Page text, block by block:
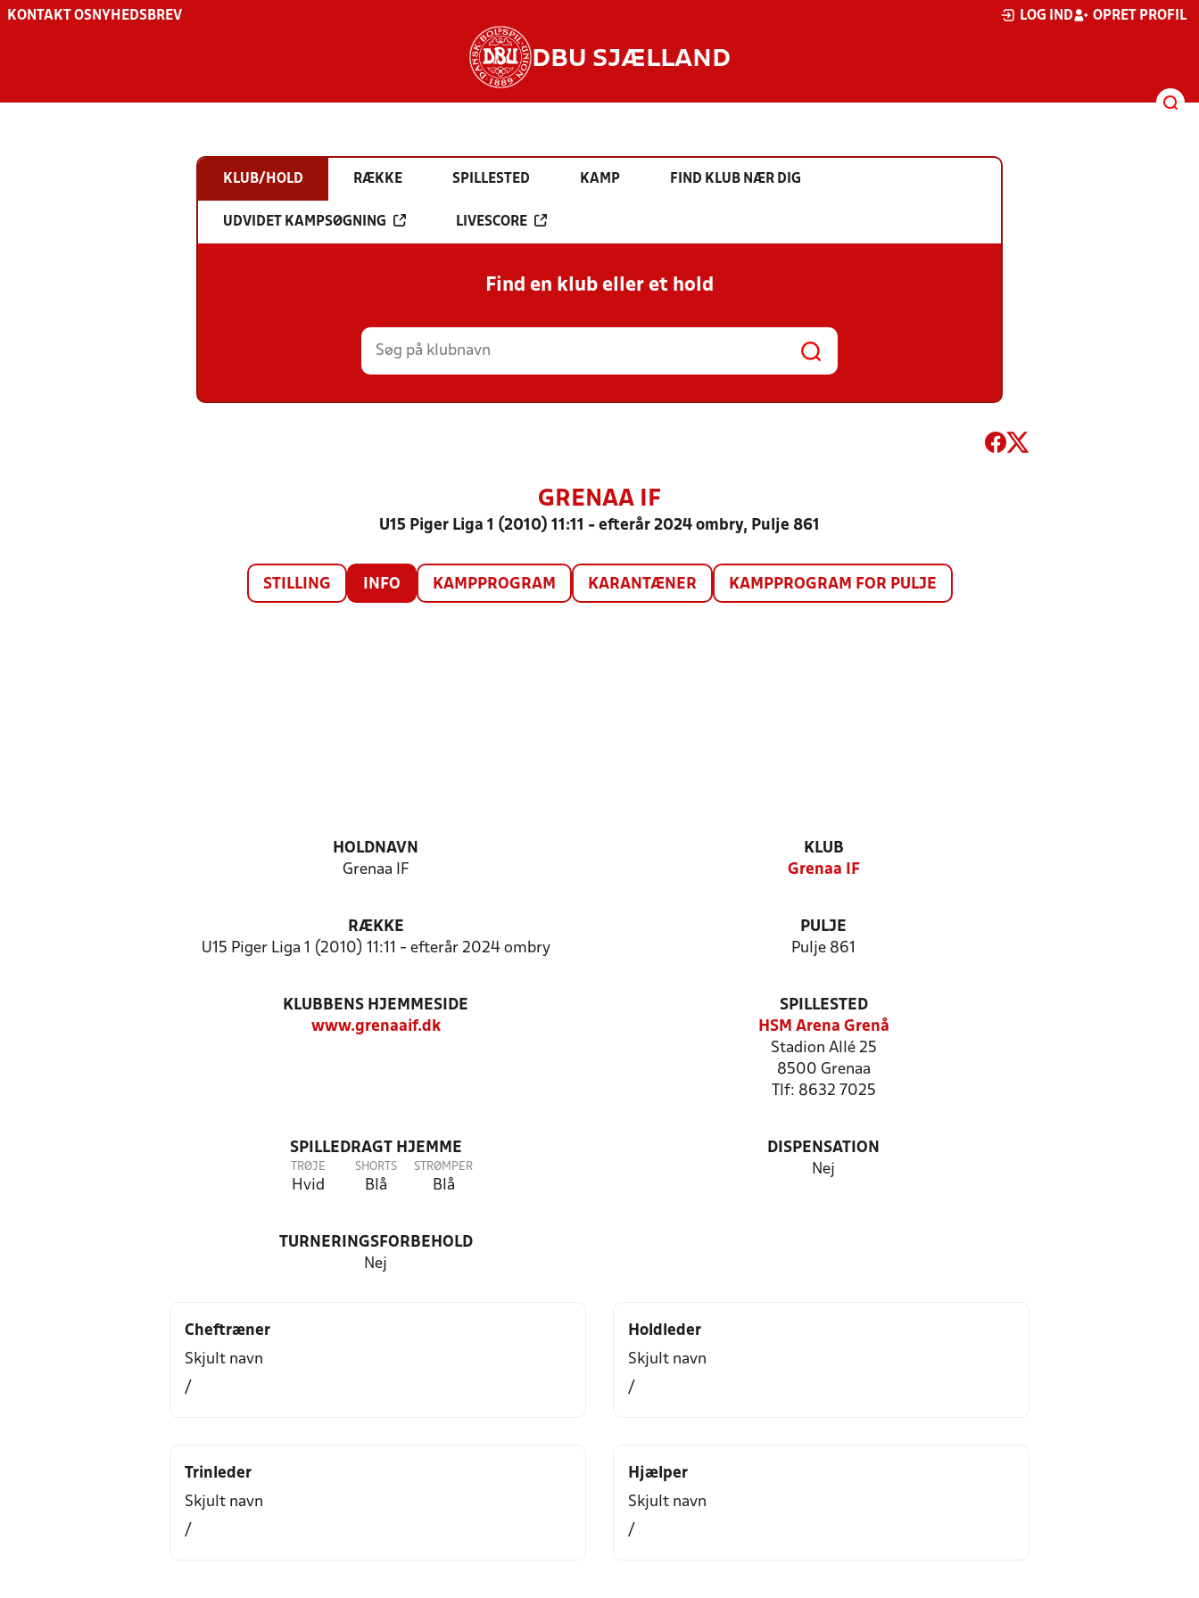
KONTAKT OS NYHEDSBREV LOG IND OPRET PROFIL
DBU SJÆLLAND
KLUB/HOLD RÆKKE SPILLESTED KAMP FIND KLUB NÆR DIG
UDVIDET KAMPSØGNING LIVESCORE
Find en klub eller et hold
GRENAA IF
U15 Piger Liga 1 (2010) 11:11 - efterår 2024 ombry, Pulje 861
STILLING INFO KAMPPROGRAM KARANTÆNER KAMPPROGRAM FOR PULJE
HOLDNAVN
Grenaa IF
KLUB
Grenaa IF
RÆKKE
U15 Piger Liga 1 (2010) 11:11 - efterår 2024 ombry
PULJE
Pulje 861
KLUBBENS HJEMMESIDE
www.grenaaif.dk
SPILLESTED
HSM Arena Grenå
Stadion Allé 25
8500 Grenaa
Tlf: 8632 7025
SPILLEDRAGT HJEMME
TRØJE
Hvid
SHORTS
Blå
STRØMPER
Blå
DISPENSATION
Nej
TURNERINGSFORBEHOLD
Nej
Cheftræner
Skjult navn
/
Holdleder
Skjult navn
/
Trinleder
Skjult navn
/
Hjælper
Skjult navn
/